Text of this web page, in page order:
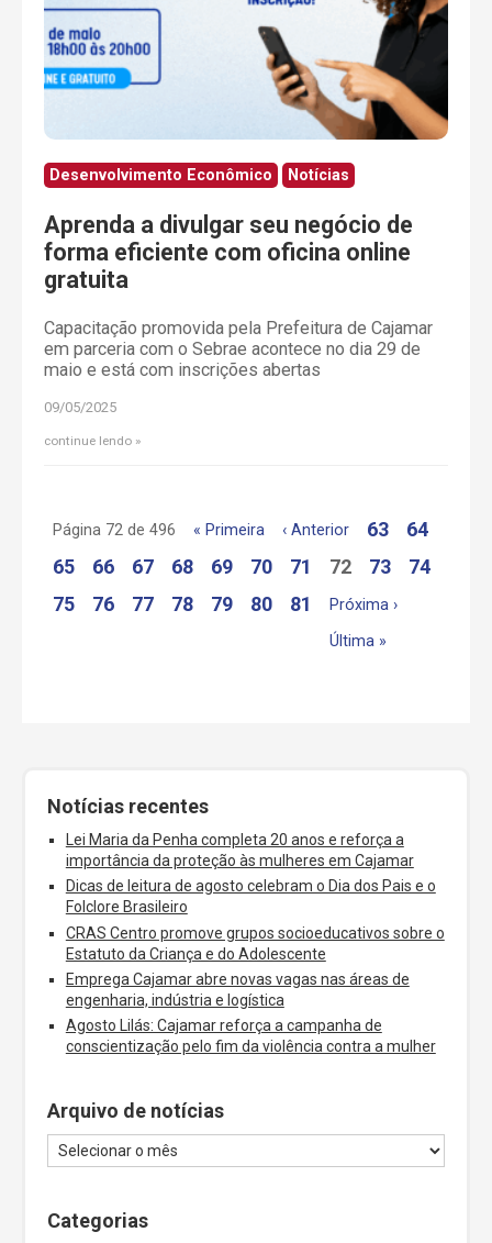
Desenvolvimento Econômico Notícias
Aprenda a divulgar seu negócio de
forma eficiente com oficina online
gratuita
Capacitação promovida pela Prefeitura de Cajamar
em parceria com o Sebrae acontece no dia 29 de
maio e está com inscrições abertas
09/05/2025
continue lendo
Página 72 de 496 « Primeira ‹ Anterior 63
64
65
66 67 68 69 70 71 72 73
74
75
76 77 78 79 80 81
Próxima ›
Última »
Notícias recentes
Lei Maria da Penha completa 20 anos e reforça a
importância da proteção às mulheres em Cajamar
Dicas de leitura de agosto celebram o Dia dos Pais e o
Folclore Brasileiro
CRAS Centro promove grupos socioeducativos sobre o
Estatuto da Criança e do Adolescente
Emprega Cajamar abre novas vagas nas áreas de
engenharia, indústria e logística
Agosto Lilás: Cajamar reforça a campanha de
conscientização pelo fim da violência contra a mulher
Arquivo de notícias
Categorias